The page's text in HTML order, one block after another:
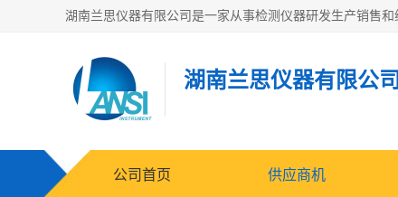
湖南兰思仪器有限公司
公司首页 供应商机